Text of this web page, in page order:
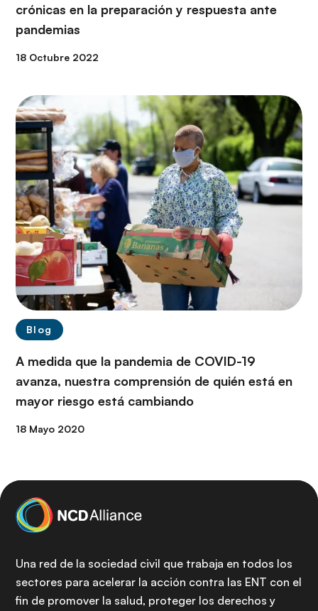
crónicas en la preparación y respuesta ante
pandemias
18 Octubre 2022
Blog
A medida que la pandemia de COVID-19
avanza, nuestra comprensión de quién está en
mayor riesgo está cambiando
18 Mayo 2020
Una red de la sociedad civil que trabaja en todos los
sectores para acelerar la acción contra las ENT con el
fin de promover la salud, proteger los derechos y